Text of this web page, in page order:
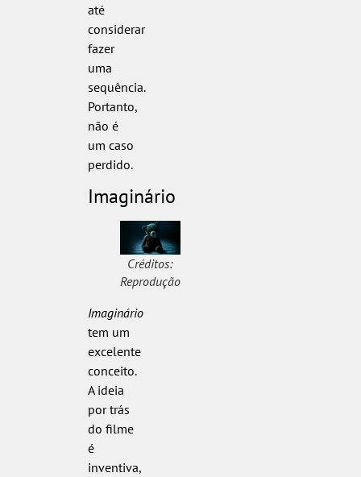
até
considerar
fazer
uma
sequência.
Portanto,
não é
um caso
perdido.
Imaginário
Créditos:
Reprodução
Imaginário
tem um
excelente
conceito.
A ideia
por trás
do filme
é
inventiva,